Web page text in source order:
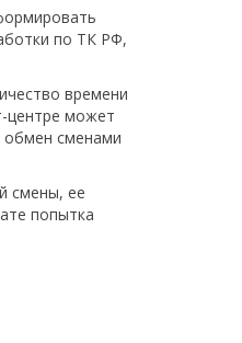
по ТК РФ,
времени
центре может
обмен сменами
смены, ее
попытка